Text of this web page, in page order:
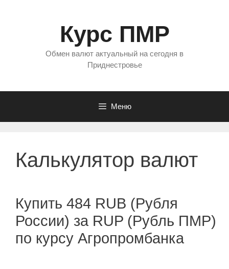
Курс ПМР
Обмен валют актуальный на сегодня в
Приднестровье
Меню
Калькулятор валют
Купить 484 RUB (Рубля
России) за RUP (Рубль ПМР)
по курсу Агропромбанка